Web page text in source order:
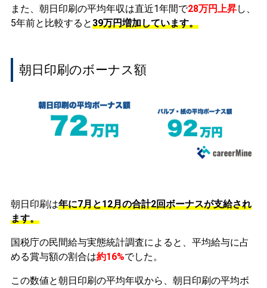
また、朝日印刷の平均年収は直近1年間で28万円上昇し、
5年前と比較すると39万円増加しています。
朝日印刷のボーナス額
朝日印刷は年に7月と12月の合計2回ボーナスが支給され
ます。
国税庁の民間給与実態統計調査によると、平均給与に占
める賞与額の割合は約16%でした。
この数値と朝日印刷の平均年収から、朝日印刷の平均ボ